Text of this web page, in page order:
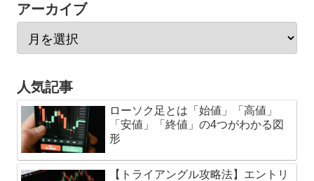
アーカイブ
人気記事
ローソク足とは「始値」「高値」
「安値」「終値」の4つがわかる図
形
【トライアングル攻略法】エントリ